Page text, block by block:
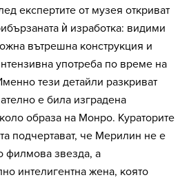
експертите от музея откриват
ѝ изработка: видими
вътрешна конструкция и
употреба по време на
тези детайли разкриват
е била изградена
образа на Монро. Кураторите
подчертават, че Мерилин не е
филмова звезда, а
интелигентна жена, която